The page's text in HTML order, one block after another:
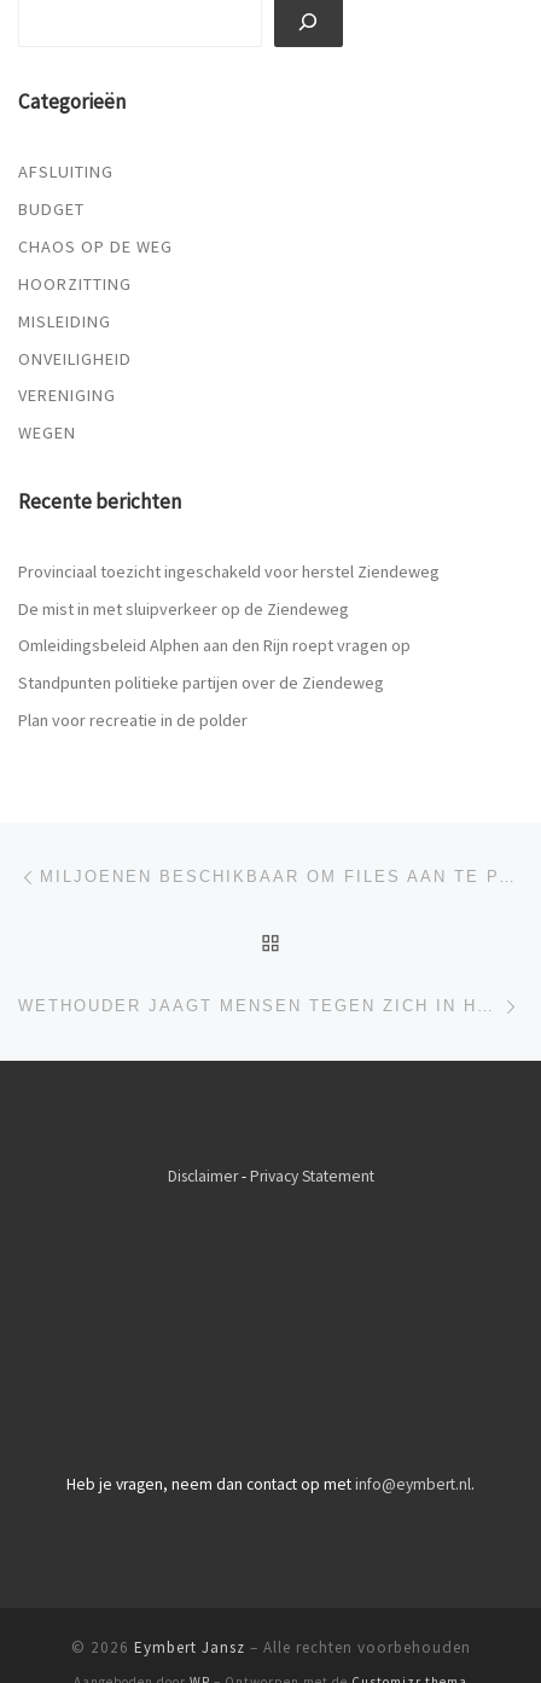
Categorieën
AFSLUITING
BUDGET
CHAOS OP DE WEG
HOORZITTING
MISLEIDING
ONVEILIGHEID
VERENIGING
WEGEN
Recente berichten
Provinciaal toezicht ingeschakeld voor herstel Ziendeweg
De mist in met sluipverkeer op de Ziendeweg
Omleidingsbeleid Alphen aan den Rijn roept vragen op
Standpunten politieke partijen over de Ziendeweg
Plan voor recreatie in de polder
MILJOENEN BESCHIKBAAR OM FILES AAN TE PAKKEN
WETHOUDER JAAGT MENSEN TEGEN ZICH IN HET HARNAS
Disclaimer-Privacy Statement
Heb je vragen, neem dan contact op metinfo@eymbert.nl.
© 2026 Eymbert Jansz – Alle rechten voorbehouden